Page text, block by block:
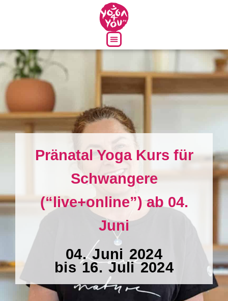
Pränatal Yoga Kurs für
Schwangere
(“live+online”) ab 04.
Juni
04. Juni 2024
bis 16. Juli 2024